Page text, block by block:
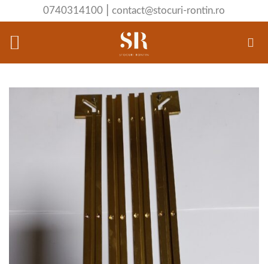
content
0740314100 contact@stocuri-rontin.ro